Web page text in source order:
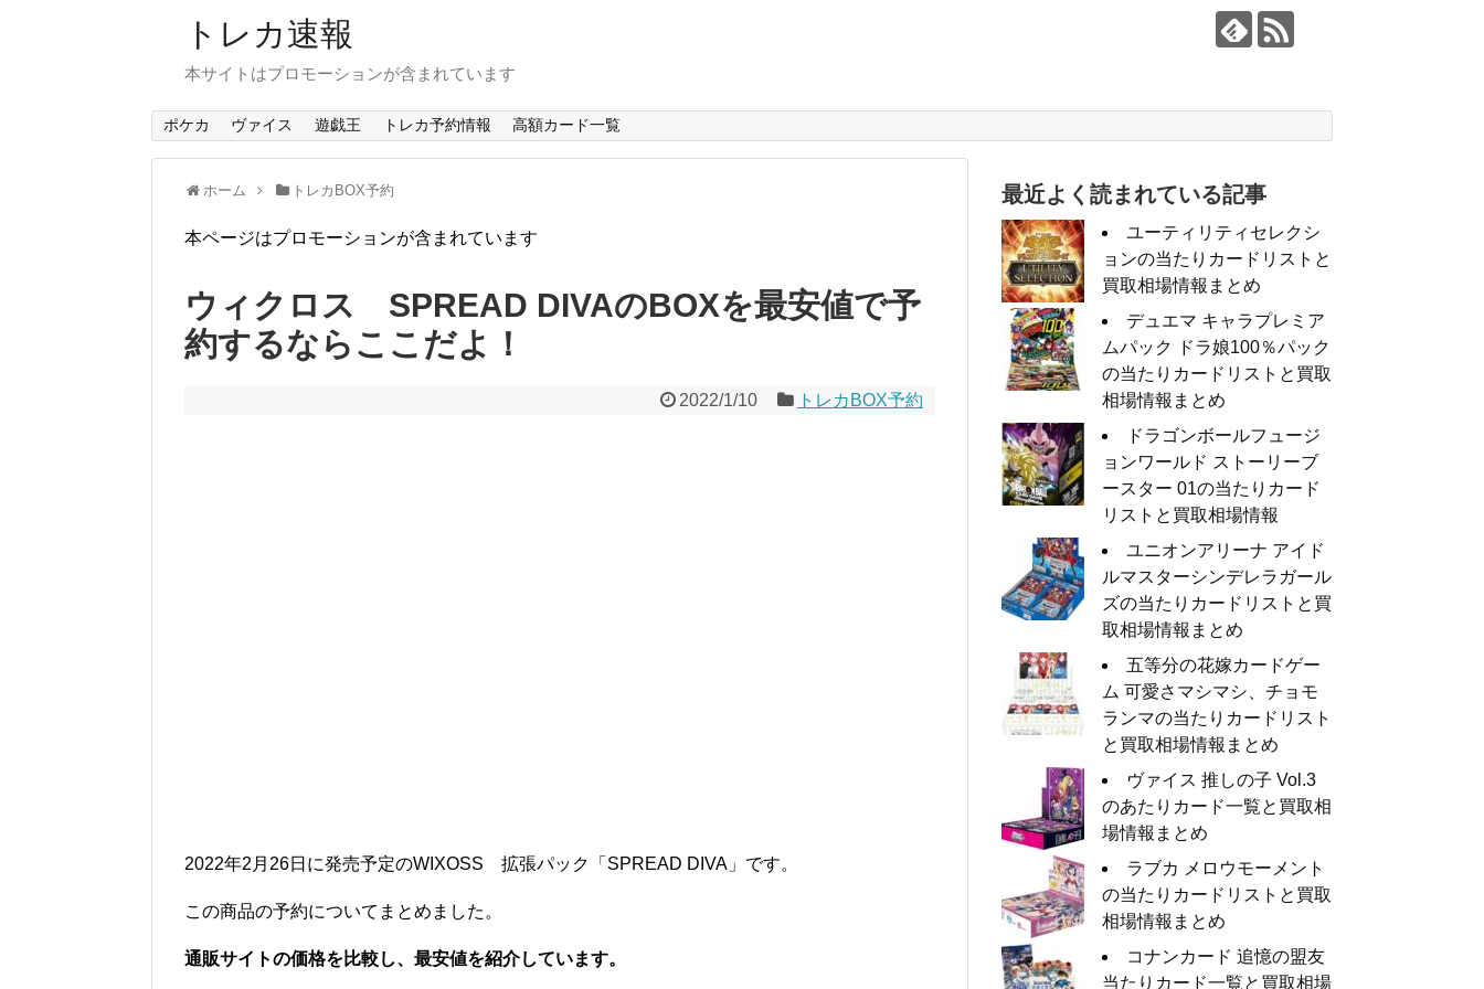
トレカ速報
本サイトはプロモーションが含まれています
ポケカ ヴァイス 遊戯王 トレカ予約情報 高額カード一覧
ホーム トレカBOX予約
本ページはプロモーションが含まれています
ウィクロス SPREAD DIVAのBOXを最安値で予
約するならここだよ！
2022/1/10 トレカBOX予約
2022年2月26日に発売予定のWIXOSS 拡張パック「SPREAD DIVA」です。
この商品の予約についてまとめました。
通販サイトの価格を比較し、最安値を紹介しています。
最近よく読まれている記事
ユーティリティセレクシ
ョンの当たりカードリストと
買取相場情報まとめ
デュエマ キャラプレミア
ムパック ドラ娘100％パック
の当たりカードリストと買取
相場情報まとめ
ドラゴンボールフュージ
ョンワールド ストーリーブ
ースター 01の当たりカード
リストと買取相場情報
ユニオンアリーナ アイド
ルマスターシンデレラガール
ズの当たりカードリストと買
取相場情報まとめ
五等分の花嫁カードゲー
ム 可愛さマシマシ、チョモ
ランマの当たりカードリスト
と買取相場情報まとめ
ヴァイス 推しの子 Vol.3
のあたりカード一覧と買取相
場情報まとめ
ラブカ メロウモーメント
の当たりカードリストと買取
相場情報まとめ
コナンカード 追憶の盟友
当たりカード一覧と買取相場